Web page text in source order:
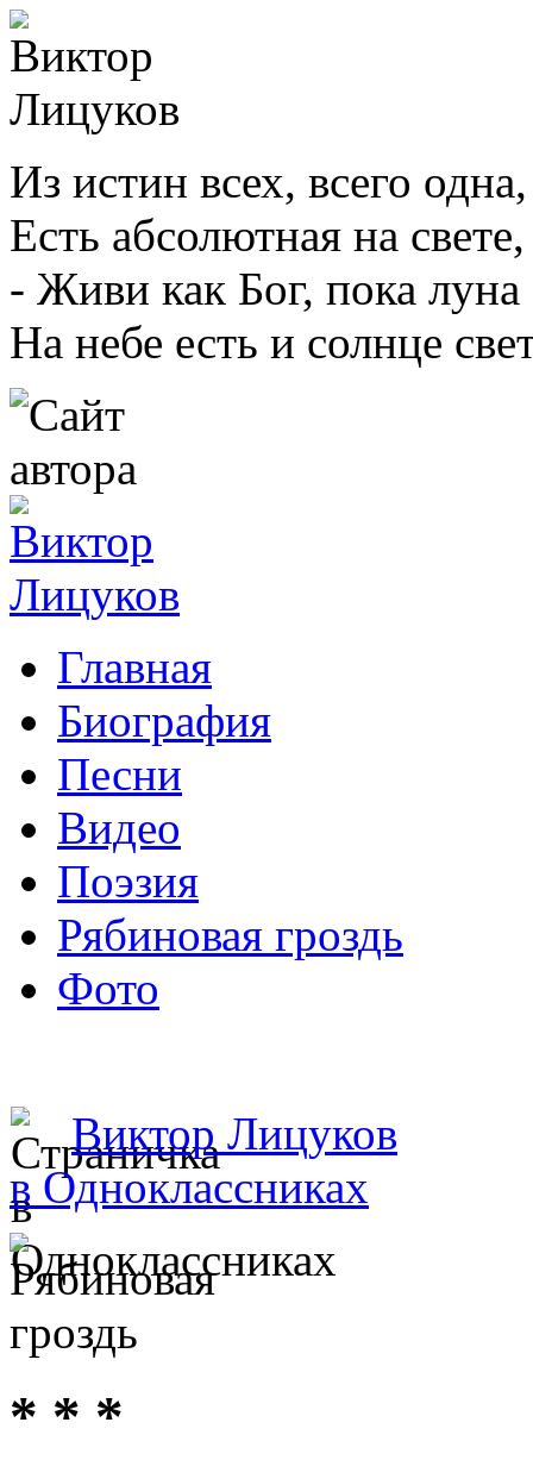
Из истин всех, всего одна,
Есть абсолютная на свете,
- Живи как Бог, пока луна
На небе есть и солнце
Главная
Биография
Песни
Видео
Поэзия
Рябиновая гроздь
Фото
Виктор Лицуков
в Одноклассниках
* * *